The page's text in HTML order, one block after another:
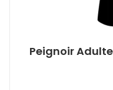
Peignoir